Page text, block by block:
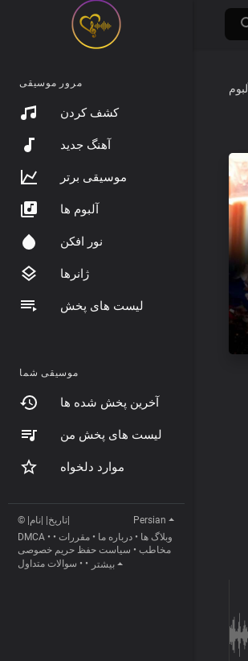
مرور موسیقی
کشف کردن
آهنگ جدید
موسیقی برتر
آلبوم ها
نور افکن
ژانرها
لیست های پخش
موسیقی شما
آخرین پخش شده ها
لیست های پخش من
موارد دلخواه
Persian
DMCA • وبلاگ ها • درباره ما • مقررات •
مخاطب • سیاست حفظ حریم خصوصی
• سوالات متداول • بیشتر